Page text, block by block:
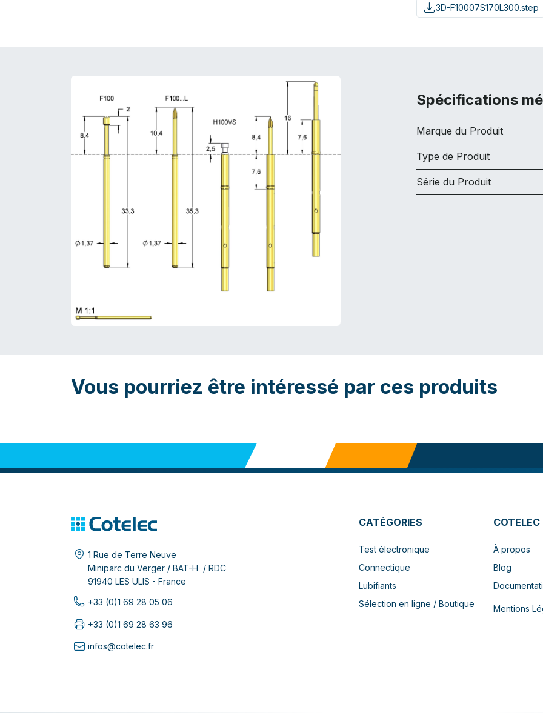
3D-F10007S170L300.step
Spécifications
Marque du Produit
Type de Produit
Série du Produit
Vous pourriez être intéressé par ces produits
1 Rue de Terre Neuve
Miniparc du Verger / BAT-H / RDC
91940 LES ULIS - France
+33 (0)1 69 28 05 06
+33 (0)1 69 28 63 96
infos@cotelec.fr
CATÉGORIES
Test électronique
Connectique
Lubifiants
Sélection en ligne / Boutique
COTELEC
À propos
Blog
Mentions